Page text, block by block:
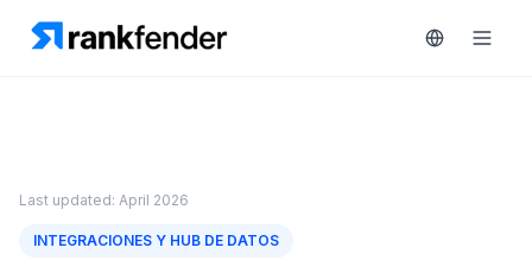
Plataforma
Soluciones
Free Trial
Last updated: April 2026
INTEGRACIONES Y HUB DE DATOS